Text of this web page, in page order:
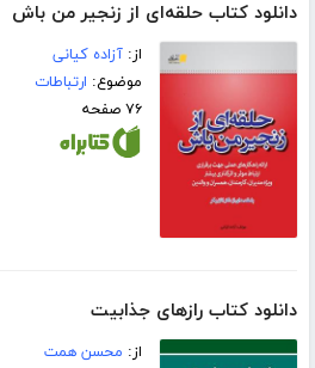
دانلود کتاب حلقه‌ای از زنجیر من باش
از:آزاده کیانی
موضوع: ارتباطات
۷۶ صفحه
دانلود کتاب رازهای جذابیت
از: محسن همت